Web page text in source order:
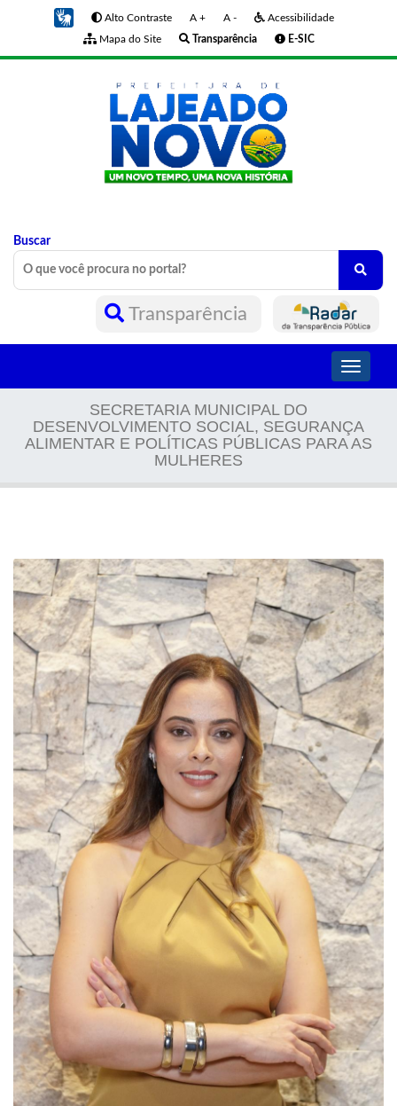
Alto Contraste A + A -
Acessibilidade
Mapa do Site
Transparência E-SIC
Buscar
Transparência
Toggle
SECRETARIA MUNICIPAL DO
DESENVOLVIMENTO SOCIAL, SEGURANÇA
ALIMENTAR E POLÍTICAS PÚBLICAS PARA AS
MULHERES